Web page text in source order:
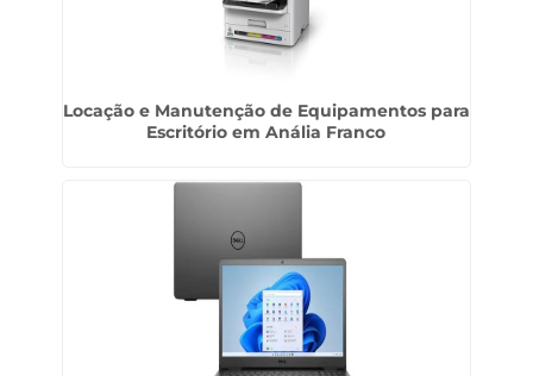
Locação e Manutenção de Equipamentos para
Escritório em Anália Franco